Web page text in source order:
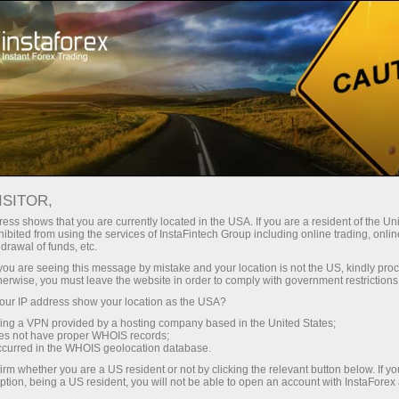
انسٹا فاریکس کے ساتھ، آپ
حاصل کرتے ہیں: 1:5000 تک کا فائدہ،
مارکیٹ میں کچھ بہترین اسپریڈز اور
کمیشنز، اور ٹریڈنگ اسٹاک اور انڈیکس
کے لیے فائدہ مند حالات۔
مختصر
30% بونس
ہر ڈیپازٹ پر
رفتار
تجارت اور ہائی ویز پر
shows that you are currently located in the USA. If you are a resident of the
from using the services of InstaFintech Group including online trading,
of funds, etc.
are seeing this message by mistake and your location is not the US, kindly
you must leave the website in order to comply with government
IP address show your location as the USA?
a VPN provided by a hosting company based in the United States;
not have proper WHOIS records;
in the WHOIS geolocation database.
whether you are a US resident or not by clicking the relevant button below. If
being a US resident, you will not be able to open an account with InstaForex